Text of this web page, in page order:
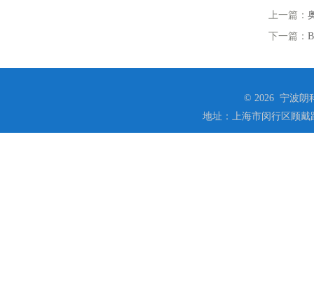
上一篇：
下一篇：
© 2026 宁波朗
地址：上海市闵行区顾